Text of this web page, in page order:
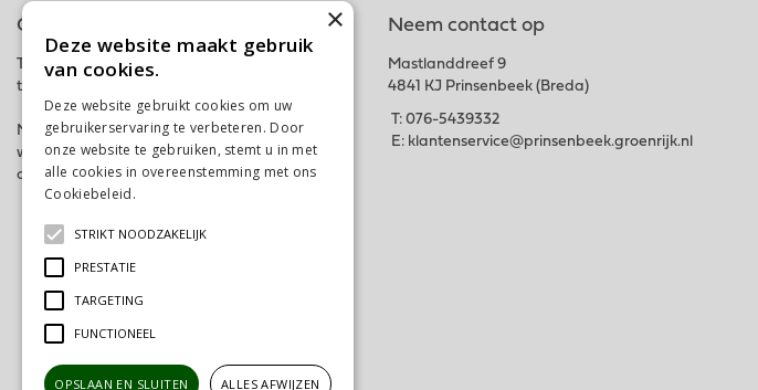
Online tuincentrum
Tuincentrum Schalk is onderdeel van het fysieke
tuincentrum GroenRijk Schalk nabij Breda.
Met deze webshop hopen wij iedereen in zijn
wensen te kunnen voorzien. Bestel gemakkelijk
online of kom langs in ons tuincentrum. Tot snel!
Neem contact op
Mastlanddreef 9
4841 KJ Prinsenbeek (Breda)
T: 076-5439332
E: klantenservice@prinsenbeek.groenrijk.nl
×
Deze website maakt gebruik
van cookies.
Deze website gebruikt cookies om uw
gebruikerservaring te verbeteren. Door
onze website te gebruiken, stemt u in met
alle cookies in overeenstemming met ons
Cookiebeleid.
STRIKT NOODZAKELIJK
PRESTATIE
TARGETING
FUNCTIONEEL
OPSLAAN EN SLUITEN ALLES AFWIJZEN